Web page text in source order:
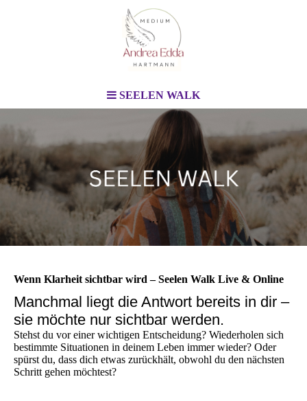
SEELEN WALK
...
Wenn Klarheit sichtbar wird – Seelen Walk Live & Online
Manchmal liegt die Antwort bereits in dir –
sie möchte nur sichtbar werden.
Stehst du vor einer wichtigen Entscheidung? Wiederholen sich
bestimmte Situationen in deinem Leben immer wieder? Oder
spürst du, dass dich etwas zurückhält, obwohl du den nächsten
Schritt gehen möchtest?